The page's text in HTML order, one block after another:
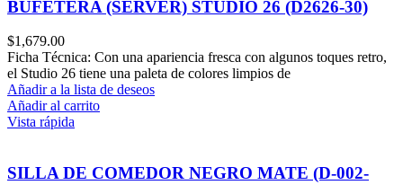
BUFETERA (SERVER) STUDIO 26 (D2626-30)
$1,679.00
Ficha Técnica: Con una apariencia fresca con algunos toques retro,
el Studio 26 tiene una paleta de colores limpios de
Añadir a la lista de deseos
Añadir al carrito
Vista rápida
SILLA DE COMEDOR NEGRO MATE (D-002-